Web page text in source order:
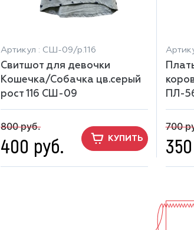
Артикул : СШ-09/р.116
Свитшот для девочки
Кошечка/Собачка цв.серый
рост 116 СШ-09
800 руб.
400 руб. КУПИТЬ
ПЛ-
700